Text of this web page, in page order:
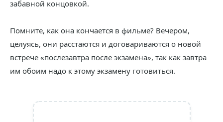
забавной концовкой.
Помните, как она кончается в фильме? Вечером,
целуясь, они расстаются и договариваются о новой
встрече «послезавтра после экзамена», так как завтра
им обоим надо к этому экзамену готовиться.